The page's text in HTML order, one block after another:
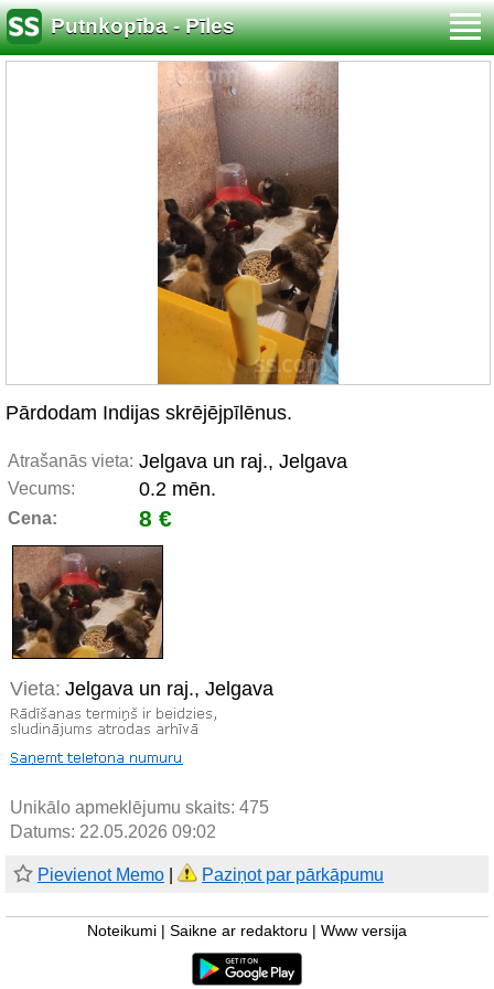
Putnkopība - Pīles
Pārdodam Indijas skrējējpīlēnus.
Atrašanās vieta: Jelgava un raj., Jelgava
Vecums: 0.2 mēn.
Cena: 8 €
Vieta: Jelgava un raj., Jelgava
Unikālo apmeklējumu skaits: 475
Datums: 22.05.2026 09:02
Pievienot Memo Paziņot par pārkāpumu
Noteikumi Saikne ar redaktoru Www versija